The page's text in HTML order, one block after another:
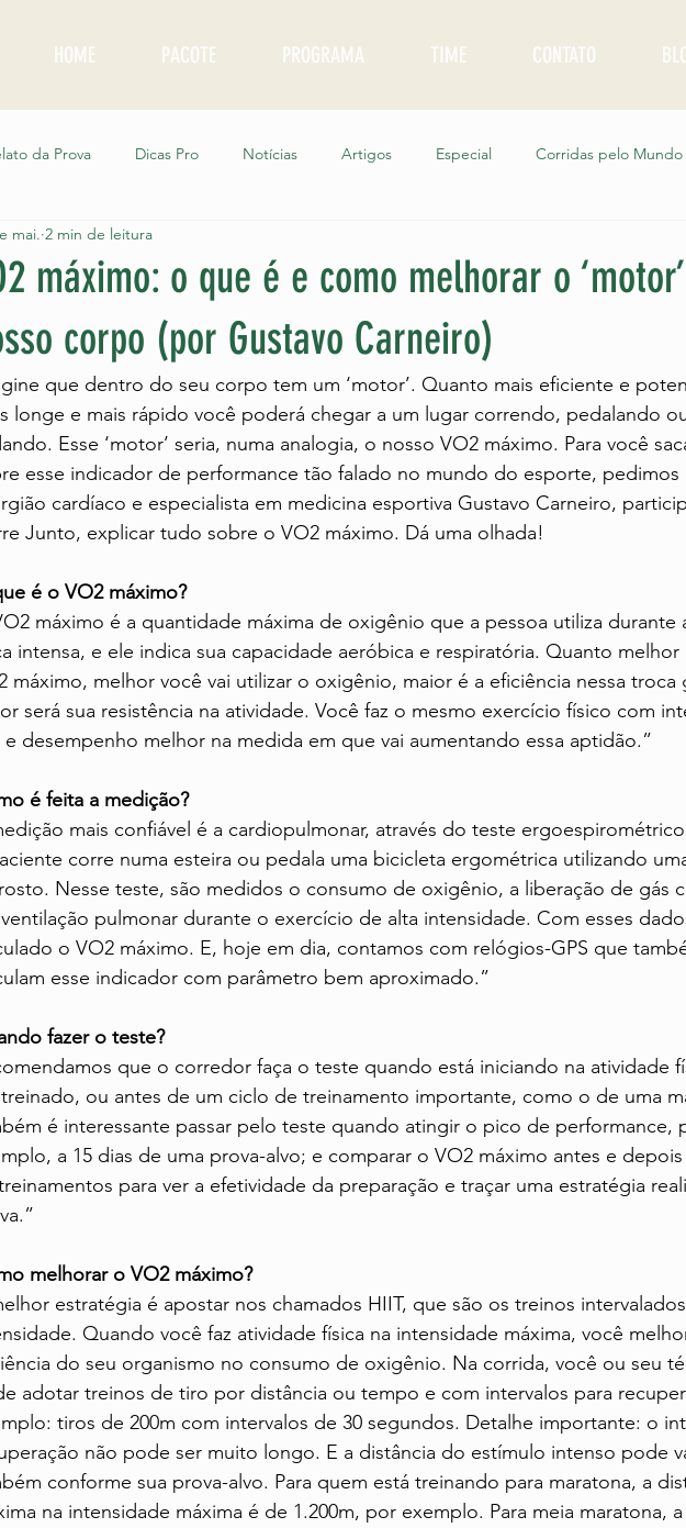
HOME PACOTE PROGRAMA TIME CONTATO
da Prova Dicas Pro Notícias Artigos Especial Corridas pelo Mundo
Corre Junto Entre Vilas
Corre Junto Sol a Sol
máximo: o que é e como melhorar o
corpo (por Gustavo Carneiro)
mai. 2 min de leitura
que dentro do seu corpo tem um ‘motor’. Quanto mais eficiente e
longe e mais rápido você poderá chegar a um lugar correndo, pedalando
Esse ‘motor’ seria, numa analogia, o nosso VO2 máximo. Para você
esse indicador de performance tão falado no mundo do esporte, pedimos
cardíaco e especialista em medicina esportiva Gustavo Carneiro,
Junto, explicar tudo sobre o VO2 máximo. Dá uma olhada!
é o VO2 máximo?
máximo é a quantidade máxima de oxigênio que a pessoa utiliza durante
intensa, e ele indica sua capacidade aeróbica e respiratória. Quanto melhor
máximo, melhor você vai utilizar o oxigênio, maior é a eficiência nessa troca
será sua resistência na atividade. Você faz o mesmo exercício físico com
e desempenho melhor na medida em que vai aumentando essa aptidão.”
é feita a medição?
mais confiável é a cardiopulmonar, através do teste
corre numa esteira ou pedala uma bicicleta ergométrica utilizando
Nesse teste, são medidos o consumo de oxigênio, a liberação de gás
pulmonar durante o exercício de alta intensidade. Com esses
o VO2 máximo. E, hoje em dia, contamos com relógios-GPS que
esse indicador com parâmetro bem aproximado.”
fazer o teste?
que o corredor faça o teste quando está iniciando na atividade
ou antes de um ciclo de treinamento importante, como o de uma
é interessante passar pelo teste quando atingir o pico de performance,
a 15 dias de uma prova-alvo; e comparar o VO2 máximo antes e
para ver a efetividade da preparação e traçar uma estratégia
melhorar o VO2 máximo?
estratégia é apostar nos chamados HIIT, que são os treinos
Quando você faz atividade física na intensidade máxima, você
do seu organismo no consumo de oxigênio. Na corrida, você ou seu
adotar treinos de tiro por distância ou tempo e com intervalos para
tiros de 200m com intervalos de 30 segundos. Detalhe importante: o
não pode ser muito longo. E a distância do estímulo intenso pode
conforme sua prova-alvo. Para quem está treinando para maratona, a
na intensidade máxima é de 1.200m, por exemplo. Para meia maratona, a